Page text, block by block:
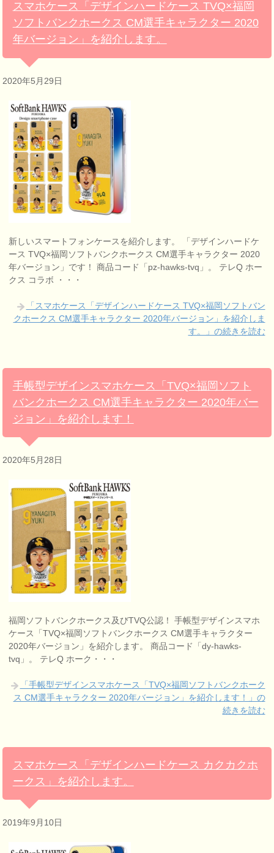
スマホケース「デザインハードケース TVQ×福岡
ソフトバンクホークス CM選手キャラクター 2020
年バージョン」を紹介します。
2020年5月29日
新しいスマートフォンケースを紹介します。 「デザインハードケ
ース TVQ×福岡ソフトバンクホークス CM選手キャラクター 2020
年バージョン」です！ 商品コード「pz-hawks-tvq」。 テレQ ホー
クス コラボ ・・・
「スマホケース「デザインハードケース TVQ×福岡ソフトバン
クホークス CM選手キャラクター 2020年バージョン」を紹介しま
す。」の続きを読む
手帳型デザインスマホケース「TVQ×福岡ソフト
バンクホークス CM選手キャラクター 2020年バー
ジョン」を紹介します！
2020年5月28日
福岡ソフトバンクホークス及びTVQ公認！ 手帳型デザインスマホ
ケース「TVQ×福岡ソフトバンクホークス CM選手キャラクター
2020年バージョン」を紹介します。 商品コード「dy-hawks-
tvq」。 テレQ ホーク・・・
「手帳型デザインスマホケース「TVQ×福岡ソフトバンクホーク
ス CM選手キャラクター 2020年バージョン」を紹介します！」の
続きを読む
スマホケース「デザインハードケース カクカクホ
ークス」を紹介します。
2019年9月10日